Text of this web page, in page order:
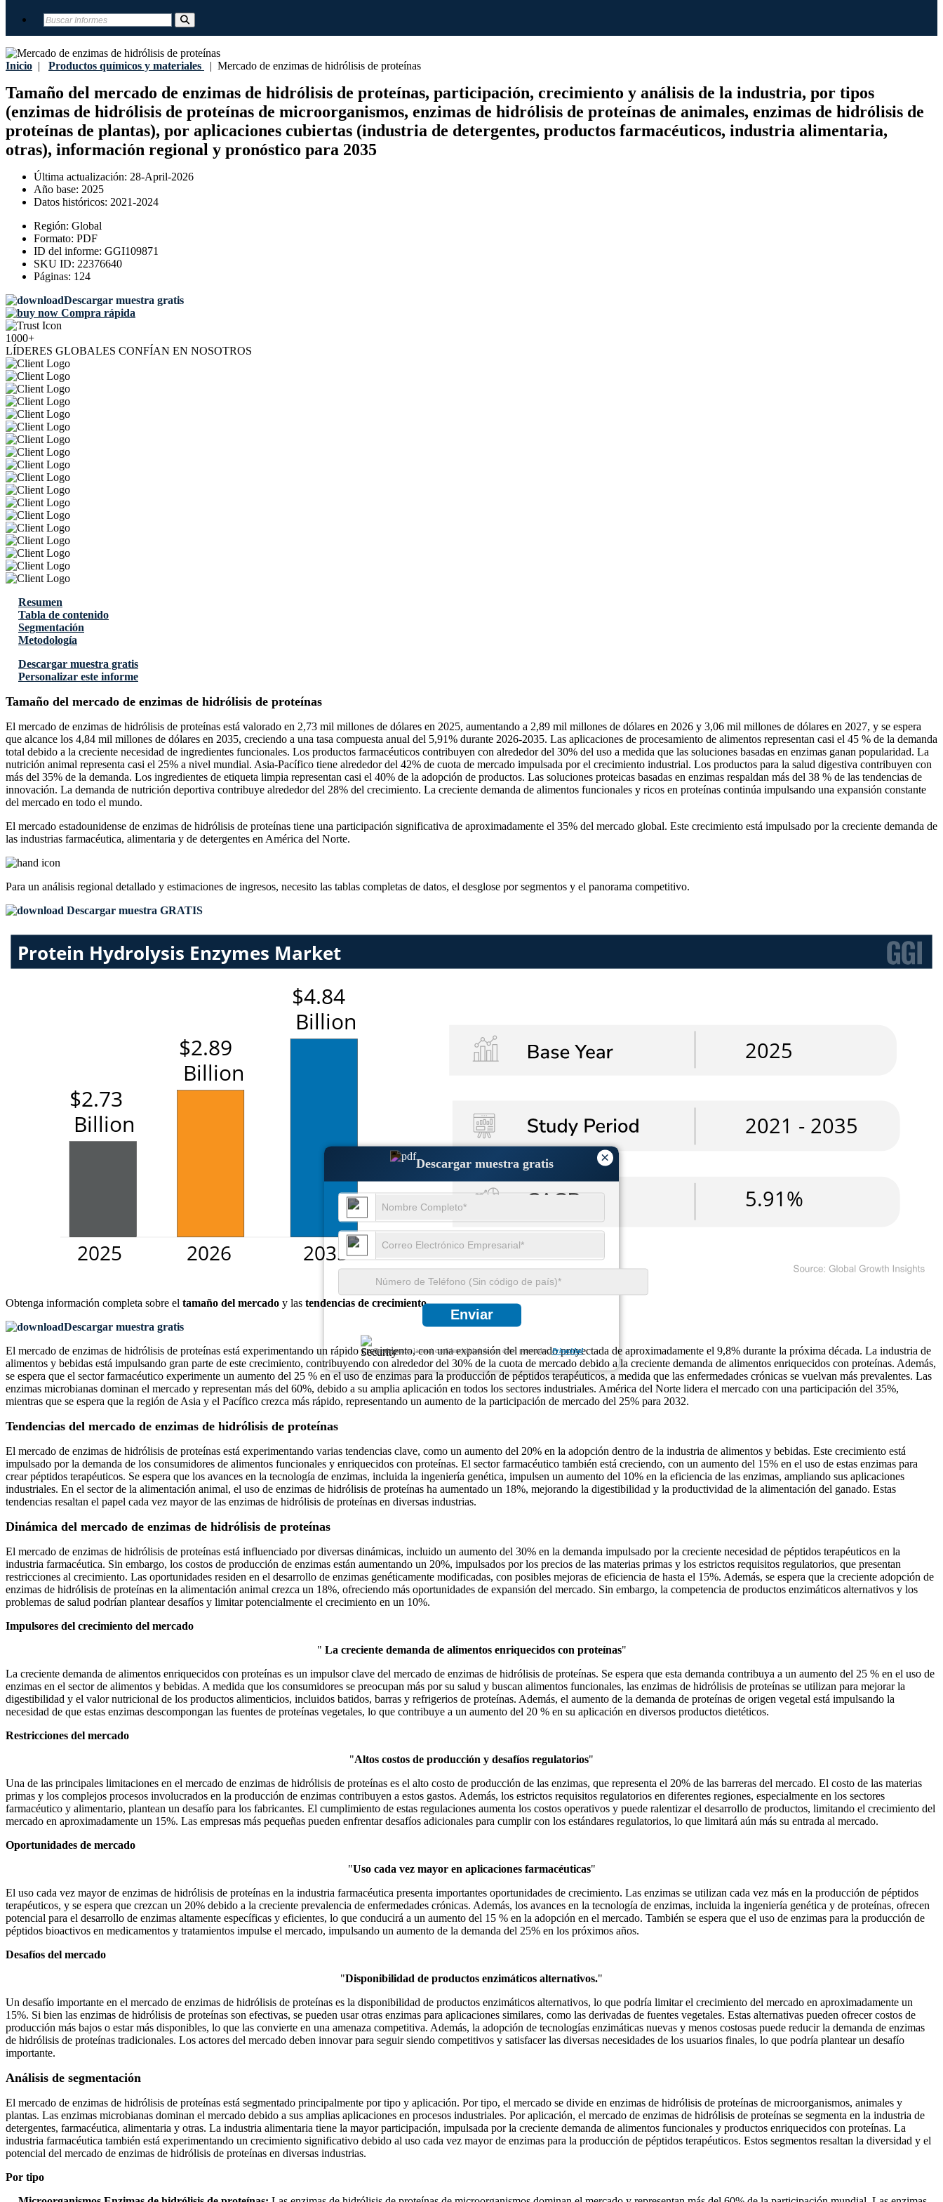
Inicio | Productos químicos y materiales | Mercado de enzimas de hidrólisis de proteínas
Tamaño del mercado de enzimas de hidrólisis de proteínas, participación, crecimiento y análisis de la industria, por tipos
(enzimas de hidrólisis de proteínas de microorganismos, enzimas de hidrólisis de proteínas de animales, enzimas de hidrólisis de
proteínas de plantas), por aplicaciones cubiertas (industria de detergentes, productos farmacéuticos, industria alimentaria,
otras), información regional y pronóstico para 2035
Última actualización: 28-April-2026
Año base: 2025
Datos históricos: 2021-2024
Región: Global
Formato: PDF
ID del informe: GGI109871
SKU ID: 22376640
Páginas: 124
Descargar muestra gratis
Compra rápida
1000+
LÍDERES GLOBALES CONFÍAN EN NOSOTROS
×
Descargar muestra gratis
Enviar
Garantizamos la total confidencialidad de sus datos personales.Privacidad
Resumen
Tabla de contenido
Segmentación
Metodología
Descargar muestra gratis
Personalizar este informe
Tamaño del mercado de enzimas de hidrólisis de proteínas
El mercado de enzimas de hidrólisis de proteínas está valorado en 2,73 mil millones de dólares en 2025, aumentando a 2,89 mil millones de dólares en 2026 y 3,06 mil millones de dólares en 2027, y se espera
que alcance los 4,84 mil millones de dólares en 2035, creciendo a una tasa compuesta anual del 5,91% durante 2026-2035. Las aplicaciones de procesamiento de alimentos representan casi el 45 % de la demanda
total debido a la creciente necesidad de ingredientes funcionales. Los productos farmacéuticos contribuyen con alrededor del 30% del uso a medida que las soluciones basadas en enzimas ganan popularidad. La
nutrición animal representa casi el 25% a nivel mundial. Asia-Pacífico tiene alrededor del 42% de cuota de mercado impulsada por el crecimiento industrial. Los productos para la salud digestiva contribuyen con
más del 35% de la demanda. Los ingredientes de etiqueta limpia representan casi el 40% de la adopción de productos. Las soluciones proteicas basadas en enzimas respaldan más del 38 % de las tendencias de
innovación. La demanda de nutrición deportiva contribuye alrededor del 28% del crecimiento. La creciente demanda de alimentos funcionales y ricos en proteínas continúa impulsando una expansión constante
del mercado en todo el mundo.
El mercado estadounidense de enzimas de hidrólisis de proteínas tiene una participación significativa de aproximadamente el 35% del mercado global. Este crecimiento está impulsado por la creciente demanda de
las industrias farmacéutica, alimentaria y de detergentes en América del Norte.
Para un análisis regional detallado y estimaciones de ingresos, necesito las tablas completas de datos, el desglose por segmentos y el panorama competitivo.
Descargar muestra GRATIS
Obtenga información completa sobre el tamaño del mercado y las tendencias de crecimiento
Descargar muestra gratis
El mercado de enzimas de hidrólisis de proteínas está experimentando un rápido crecimiento, con una expansión del mercado proyectada de aproximadamente el 9,8% durante la próxima década. La industria de
alimentos y bebidas está impulsando gran parte de este crecimiento, contribuyendo con alrededor del 30% de la cuota de mercado debido a la creciente demanda de alimentos enriquecidos con proteínas. Además,
se espera que el sector farmacéutico experimente un aumento del 25 % en el uso de enzimas para la producción de péptidos terapéuticos, a medida que las enfermedades crónicas se vuelvan más prevalentes. Las
enzimas microbianas dominan el mercado y representan más del 60%, debido a su amplia aplicación en todos los sectores industriales. América del Norte lidera el mercado con una participación del 35%,
mientras que se espera que la región de Asia y el Pacífico crezca más rápido, representando un aumento de la participación de mercado del 25% para 2032.
Tendencias del mercado de enzimas de hidrólisis de proteínas
El mercado de enzimas de hidrólisis de proteínas está experimentando varias tendencias clave, como un aumento del 20% en la adopción dentro de la industria de alimentos y bebidas. Este crecimiento está
impulsado por la demanda de los consumidores de alimentos funcionales y enriquecidos con proteínas. El sector farmacéutico también está creciendo, con un aumento del 15% en el uso de estas enzimas para
crear péptidos terapéuticos. Se espera que los avances en la tecnología de enzimas, incluida la ingeniería genética, impulsen un aumento del 10% en la eficiencia de las enzimas, ampliando sus aplicaciones
industriales. En el sector de la alimentación animal, el uso de enzimas de hidrólisis de proteínas ha aumentado un 18%, mejorando la digestibilidad y la productividad de la alimentación del ganado. Estas
tendencias resaltan el papel cada vez mayor de las enzimas de hidrólisis de proteínas en diversas industrias.
Dinámica del mercado de enzimas de hidrólisis de proteínas
El mercado de enzimas de hidrólisis de proteínas está influenciado por diversas dinámicas, incluido un aumento del 30% en la demanda impulsado por la creciente necesidad de péptidos terapéuticos en la
industria farmacéutica. Sin embargo, los costos de producción de enzimas están aumentando un 20%, impulsados ​​por los precios de las materias primas y los estrictos requisitos regulatorios, que presentan
restricciones al crecimiento. Las oportunidades residen en el desarrollo de enzimas genéticamente modificadas, con posibles mejoras de eficiencia de hasta el 15%. Además, se espera que la creciente adopción de
enzimas de hidrólisis de proteínas en la alimentación animal crezca un 18%, ofreciendo más oportunidades de expansión del mercado. Sin embargo, la competencia de productos enzimáticos alternativos y los
problemas de salud podrían plantear desafíos y limitar potencialmente el crecimiento en un 10%.
Impulsores del crecimiento del mercado
" La creciente demanda de alimentos enriquecidos con proteínas"
La creciente demanda de alimentos enriquecidos con proteínas es un impulsor clave del mercado de enzimas de hidrólisis de proteínas. Se espera que esta demanda contribuya a un aumento del 25 % en el uso de
enzimas en el sector de alimentos y bebidas. A medida que los consumidores se preocupan más por su salud y buscan alimentos funcionales, las enzimas de hidrólisis de proteínas se utilizan para mejorar la
digestibilidad y el valor nutricional de los productos alimenticios, incluidos batidos, barras y refrigerios de proteínas. Además, el aumento de la demanda de proteínas de origen vegetal está impulsando la
necesidad de que estas enzimas descompongan las fuentes de proteínas vegetales, lo que contribuye a un aumento del 20 % en su aplicación en diversos productos dietéticos.
Restricciones del mercado
"Altos costos de producción y desafíos regulatorios"
Una de las principales limitaciones en el mercado de enzimas de hidrólisis de proteínas es el alto costo de producción de las enzimas, que representa el 20% de las barreras del mercado. El costo de las materias
primas y los complejos procesos involucrados en la producción de enzimas contribuyen a estos gastos. Además, los estrictos requisitos regulatorios en diferentes regiones, especialmente en los sectores
farmacéutico y alimentario, plantean un desafío para los fabricantes. El cumplimiento de estas regulaciones aumenta los costos operativos y puede ralentizar el desarrollo de productos, limitando el crecimiento del
mercado en aproximadamente un 15%. Las empresas más pequeñas pueden enfrentar desafíos adicionales para cumplir con los estándares regulatorios, lo que limitará aún más su entrada al mercado.
Oportunidades de mercado
"Uso cada vez mayor en aplicaciones farmacéuticas"
El uso cada vez mayor de enzimas de hidrólisis de proteínas en la industria farmacéutica presenta importantes oportunidades de crecimiento. Las enzimas se utilizan cada vez más en la producción de péptidos
terapéuticos, y se espera que crezcan un 20% debido a la creciente prevalencia de enfermedades crónicas. Además, los avances en la tecnología de enzimas, incluida la ingeniería genética y de proteínas, ofrecen
potencial para el desarrollo de enzimas altamente específicas y eficientes, lo que conducirá a un aumento del 15 % en la adopción en el mercado. También se espera que el uso de enzimas para la producción de
péptidos bioactivos en medicamentos y tratamientos impulse el mercado, impulsando un aumento de la demanda del 25% en los próximos años.
Desafíos del mercado
"Disponibilidad de productos enzimáticos alternativos."
Un desafío importante en el mercado de enzimas de hidrólisis de proteínas es la disponibilidad de productos enzimáticos alternativos, lo que podría limitar el crecimiento del mercado en aproximadamente un
15%. Si bien las enzimas de hidrólisis de proteínas son efectivas, se pueden usar otras enzimas para aplicaciones similares, como las derivadas de fuentes vegetales. Estas alternativas pueden ofrecer costos de
producción más bajos o estar más disponibles, lo que las convierte en una amenaza competitiva. Además, la adopción de tecnologías enzimáticas nuevas y menos costosas puede reducir la demanda de enzimas
de hidrólisis de proteínas tradicionales. Los actores del mercado deben innovar para seguir siendo competitivos y satisfacer las diversas necesidades de los usuarios finales, lo que podría plantear un desafío
importante.
Análisis de segmentación
El mercado de enzimas de hidrólisis de proteínas está segmentado principalmente por tipo y aplicación. Por tipo, el mercado se divide en enzimas de hidrólisis de proteínas de microorganismos, animales y
plantas. Las enzimas microbianas dominan el mercado debido a sus amplias aplicaciones en procesos industriales. Por aplicación, el mercado de enzimas de hidrólisis de proteínas se segmenta en la industria de
detergentes, farmacéutica, alimentaria y otras. La industria alimentaria tiene la mayor participación, impulsada por la creciente demanda de alimentos funcionales y productos enriquecidos con proteínas. La
industria farmacéutica también está experimentando un crecimiento significativo debido al uso cada vez mayor de enzimas para la producción de péptidos terapéuticos. Estos segmentos resaltan la diversidad y el
potencial del mercado de enzimas de hidrólisis de proteínas en diversas industrias.
Por tipo